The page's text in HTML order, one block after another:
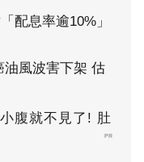
配息率逾10%」
油風波害下架 估
腹就不見了! 肚
PR